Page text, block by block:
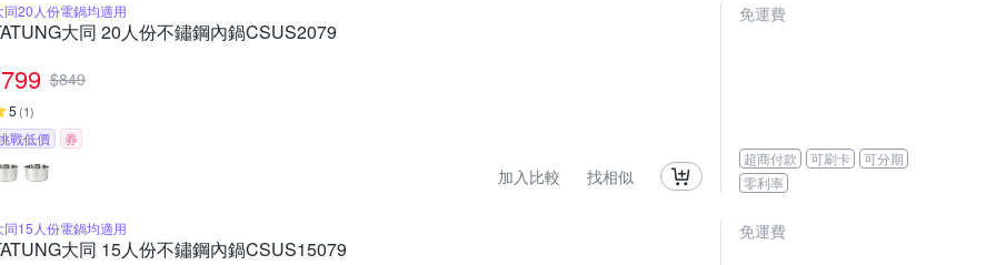
同20人份電鍋均適用
大同 20人份不鏽鋼內鍋CSUS2079
799 $849
5 (1)
戰低價 券
加入比較 找相似
免運費
超商付款 可刷卡
可分期
零利率
同15人份電鍋均適用
大同 15人份不鏽鋼內鍋CSUS15079
免運費